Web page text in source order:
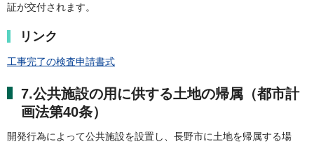
証が交付されます。
リンク
工事完了の検査申請書式
7.公共施設の用に供する土地の帰属（都市計
画法第40条）
開発行為によって公共施設を設置し、長野市に土地を帰属する場